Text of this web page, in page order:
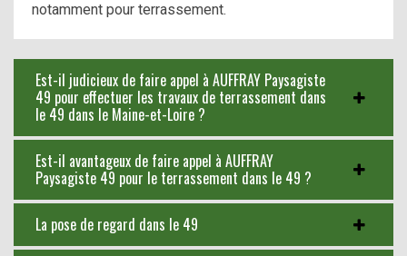
notamment pour terrassement.
Est-il judicieux de faire appel à AUFFRAY Paysagiste
49 pour effectuer les travaux de terrassement dans
le 49 dans le Maine-et-Loire ?
Est-il avantageux de faire appel à AUFFRAY
Paysagiste 49 pour le terrassement dans le 49 ?
La pose de regard dans le 49